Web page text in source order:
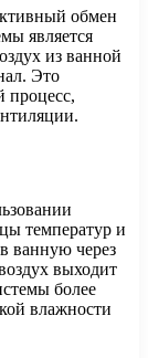
обмен
является
из ванной
Это
процесс,
температур и
ванную через
выходит
более
влажности